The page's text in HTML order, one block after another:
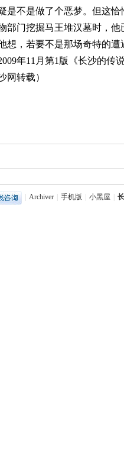
是不是做了个恶梦。但这
部门挖掘马王堆汉墓时，
，若要不是那场奇特的遭
年11月第1版《长沙的
网转载）
Archiver 手机版 小黑屋